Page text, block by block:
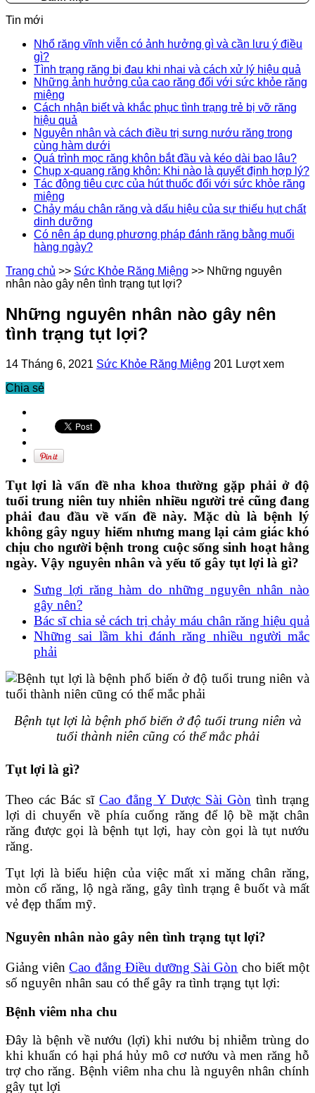
Tin mới
Nhổ răng vĩnh viễn có ảnh hưởng gì và cần lưu ý điều
gì?
Tình trạng răng bị đau khi nhai và cách xử lý hiệu quả
Những ảnh hưởng của cao răng đối với sức khỏe răng
miệng
Cách nhận biết và khắc phục tình trạng trẻ bị vỡ răng
hiệu quả
Nguyên nhân và cách điều trị sưng nướu răng trong
cùng hàm dưới
Quá trình mọc răng khôn bắt đầu và kéo dài bao lâu?
Chụp x-quang răng khôn: Khi nào là quyết định hợp lý?
Tác động tiêu cực của hút thuốc đối với sức khỏe răng
miệng
Chảy máu chân răng và dấu hiệu của sự thiếu hụt chất
dinh dưỡng
Có nên áp dụng phương pháp đánh răng bằng muối
hàng ngày?
Trang chủ >> Sức Khỏe Răng Miệng >> Những nguyên
nhân nào gây nên tình trạng tụt lợi?
Những nguyên nhân nào gây nên
tình trạng tụt lợi?
14 Tháng 6, 2021 Sức Khỏe Răng Miệng 201 Lượt xem
Chia sẻ
Tụt lợi là vấn đề nha khoa thường gặp phải ở độ
tuổi trung niên tuy nhiên nhiều người trẻ cũng đang
phải đau đầu về vấn đề này. Mặc dù là bệnh lý
không gây nguy hiểm nhưng mang lại cảm giác khó
chịu cho người bệnh trong cuộc sống sinh hoạt hằng
ngày. Vậy nguyên nhân và yếu tố gây tụt lợi là gì?
Sưng lợi răng hàm do những nguyên nhân nào
gây nên?
Bác sĩ chia sẻ cách trị chảy máu chân răng hiệu quả
Những sai lầm khi đánh răng nhiều người mắc
phải
Bệnh tụt lợi là bệnh phổ biến ở độ tuổi trung niên và
tuổi thành niên cũng có thể mắc phải
Tụt lợi là gì?
Theo các Bác sĩ Cao đẳng Y Dược Sài Gòn tình trạng
lợi di chuyển về phía cuống răng để lộ bề mặt chân
răng được gọi là bệnh tụt lợi, hay còn gọi là tụt nướu
răng.
Tụt lợi là biểu hiện của việc mất xi măng chân răng,
mòn cổ răng, lộ ngà răng, gây tình trạng ê buốt và mất
vẻ đẹp thẩm mỹ.
Nguyên nhân nào gây nên tình trạng tụt lợi?
Giảng viênCao đẳng Điều dưỡng Sài Gòn cho biết một
số nguyên nhân sau có thể gây ra tình trạng tụt lợi:
Bệnh viêm nha chu
Đây là bệnh về nướu (lợi) khi nướu bị nhiễm trùng do
khi khuẩn có hại phá hủy mô cơ nướu và men răng hỗ
trợ cho răng. Bệnh viêm nha chu là nguyên nhân chính
gây tụt lợi